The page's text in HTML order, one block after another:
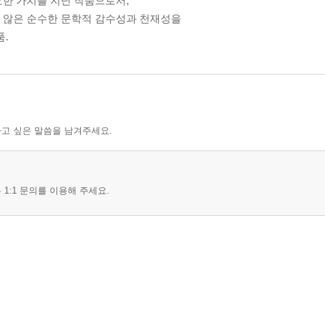
은 순수한 문학적 감수성과 천재성을
.
싶은 말씀을 남겨주세요.
문의를 이용해 주세요.